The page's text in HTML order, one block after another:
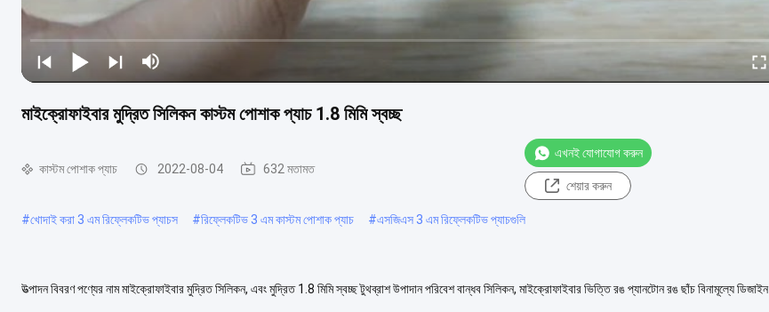
মাইক্রোফাইবার মুদ্রিত সিলিকন কাস্টম পোশাক প্যাচ 1.8 মিমি স্বচ্ছ
কাস্টম পোশাক প্যাচ 2022-08-04 632 মতামত
এখনই যোগাযোগ করুন
শেয়ার করুন
#খোদাই করা 3 এম রিফ্লেকটিভ প্যাচস #রিফ্লেকটিভ 3 এম কাস্টম পোশাক প্যাচ #এসজিএস 3 এম রিফ্লেকটিভ প্যাচগুলি
উত্পাদন বিবরণ পণ্যের নাম মাইক্রোফাইবার মুদ্রিত সিলিকন, এবং মুদ্রিত 1.8 মিমি স্বচ্ছ টুথব্রাশ উপাদান পরিবেশ বান্ধব সিলিকন, মাইক্রোফাইবার ভিত্তি রঙ প্যানটোন রঙ ছাঁচ বিনামূল্যে ডিজাইন